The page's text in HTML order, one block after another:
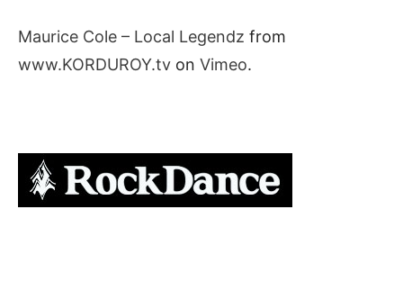
Maurice Cole – Local Legendz from
www.KORDUROY.tv on Vimeo.